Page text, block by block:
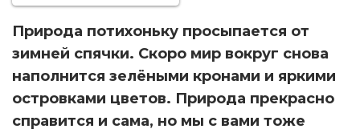
Природа потихоньку просыпается от
зимней спячки. Скоро мир вокруг снова
наполнится зелёными кронами и яркими
островками цветов. Природа прекрасно
справится и сама, но мы с вами тоже